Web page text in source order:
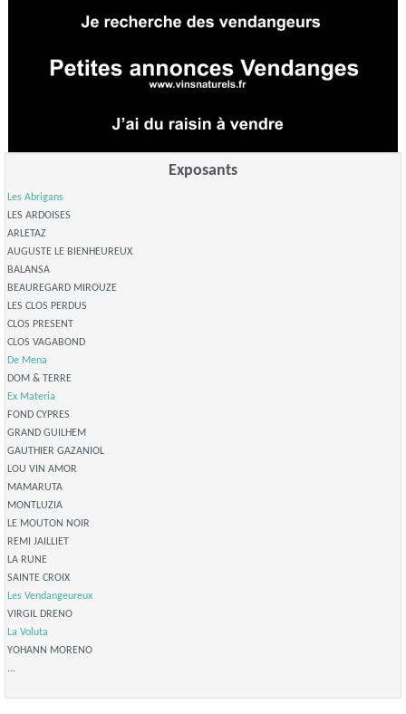
Exposants
Les Abrigans
LES ARDOISES
ARLETAZ
AUGUSTE LE BIENHEUREUX
BALANSA
BEAUREGARD MIROUZE
LES CLOS PERDUS
CLOS PRESENT
CLOS VAGABOND
De Mena
DOM & TERRE
Ex Materia
FOND CYPRES
GRAND GUILHEM
GAUTHIER GAZANIOL
LOU VIN AMOR
MAMARUTA
MONTLUZIA
LE MOUTON NOIR
REMI JAILLIET
LA RUNE
SAINTE CROIX
Les Vendangeureux
VIRGIL DRENO
La Voluta
YOHANN MORENO
...